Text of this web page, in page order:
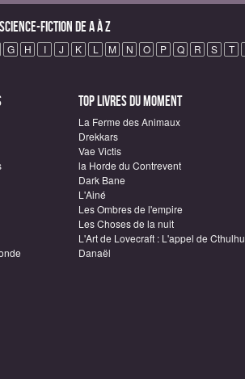
fiction de A à Z
G H I J K L M N O P Q R S T
Top Livres du moment
La Ferme des Animaux
Drekkars
Vae Victis
la Horde du Contrevent
Dark Bane
L'Ainé
Les Ombres de l'empire
Les Choses de la nuit
L'Art de Lovecraft : L'appel de Cthulhu
Danaël